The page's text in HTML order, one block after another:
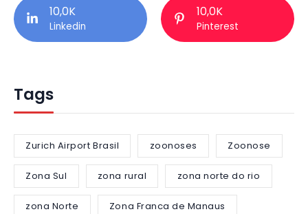
10,0K
Linkedin
10,0K
Pinterest
Tags
Zurich Airport Brasil zoonoses Zoonose
Zona Sul zona rural zona norte do rio
zona Norte Zona Franca de Manaus